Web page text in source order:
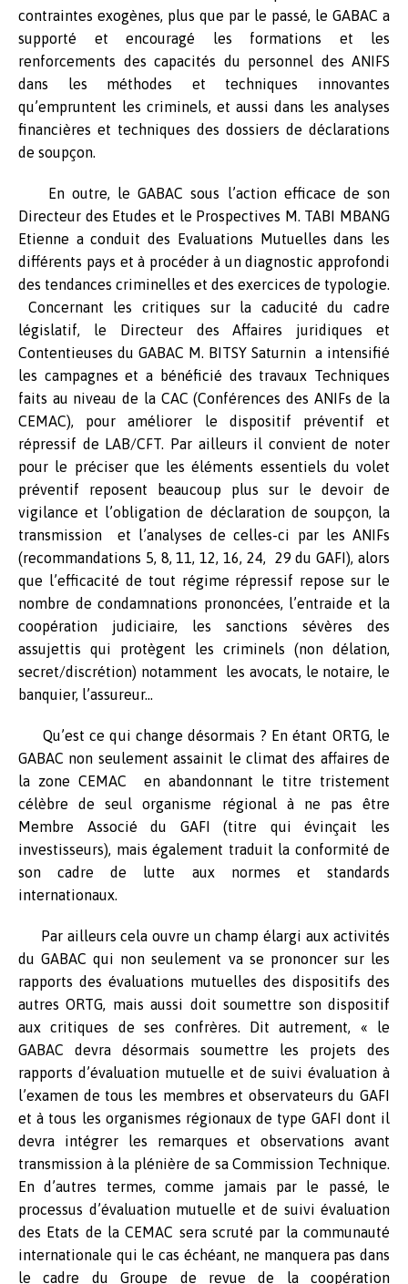
contraintes exogènes, plus que par le passé, le GABAC a
supporté et encouragé les formations et les
renforcements des capacités du personnel des ANIFS
dans les méthodes et techniques innovantes
qu’empruntent les criminels, et aussi dans les analyses
financières et techniques des dossiers de déclarations
de soupçon.
En outre, le GABAC sous l’action efficace de son
Directeur des Etudes et le Prospectives M. TABI MBANG
Etienne a conduit des Evaluations Mutuelles dans les
différents pays et à procéder à un diagnostic approfondi
des tendances criminelles et des exercices de typologie.
Concernant les critiques sur la caducité du cadre
législatif, le Directeur des Affaires juridiques et
Contentieuses du GABAC M. BITSY Saturnin a intensifié
les campagnes et a bénéficié des travaux Techniques
faits au niveau de la CAC (Conférences des ANIFs de la
CEMAC), pour améliorer le dispositif préventif et
répressif de LAB/CFT. Par ailleurs il convient de noter
pour le préciser que les éléments essentiels du volet
préventif reposent beaucoup plus sur le devoir de
vigilance et l’obligation de déclaration de soupçon, la
transmission et l’analyses de celles-ci par les ANIFs
(recommandations 5, 8, 11, 12, 16, 24, 29 du GAFI), alors
que l’efficacité de tout régime répressif repose sur le
nombre de condamnations prononcées, l’entraide et la
coopération judiciaire, les sanctions sévères des
assujettis qui protègent les criminels (non délation,
secret/discrétion) notamment les avocats, le notaire, le
banquier, l’assureur…
Qu’est ce qui change désormais ? En étant ORTG, le
GABAC non seulement assainit le climat des affaires de
la zone CEMAC en abandonnant le titre tristement
célèbre de seul organisme régional à ne pas être
Membre Associé du GAFI (titre qui évinçait les
investisseurs), mais également traduit la conformité de
son cadre de lutte aux normes et standards
internationaux.
Par ailleurs cela ouvre un champ élargi aux activités
du GABAC qui non seulement va se prononcer sur les
rapports des évaluations mutuelles des dispositifs des
autres ORTG, mais aussi doit soumettre son dispositif
aux critiques de ses confrères. Dit autrement, « le
GABAC devra désormais soumettre les projets des
rapports d’évaluation mutuelle et de suivi évaluation à
l’examen de tous les membres et observateurs du GAFI
et à tous les organismes régionaux de type GAFI dont il
devra intégrer les remarques et observations avant
transmission à la plénière de sa Commission Technique.
En d’autres termes, comme jamais par le passé, le
processus d’évaluation mutuelle et de suivi évaluation
des Etats de la CEMAC sera scruté par la communauté
internationale qui le cas échéant, ne manquera pas dans
le cadre du Groupe de revue de la coopération